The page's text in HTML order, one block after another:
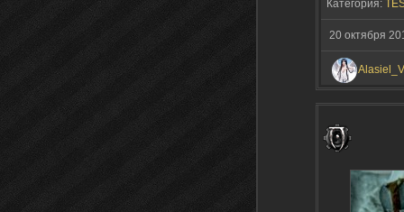
Категория:
20 октября